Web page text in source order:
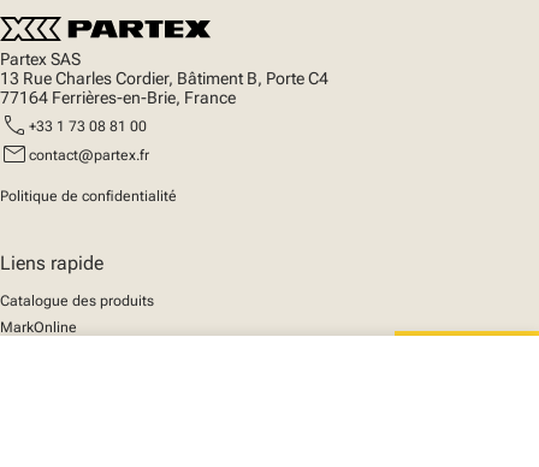
Partex SAS
13 Rue Charles Cordier, Bâtiment B, Porte C4
77164 Ferrières-en-Brie, France
call +33 1 73 08 81 00
mail contact@partex.fr
Politique de confidentialité
Liens rapide
Catalogue des produits
MarkOnline